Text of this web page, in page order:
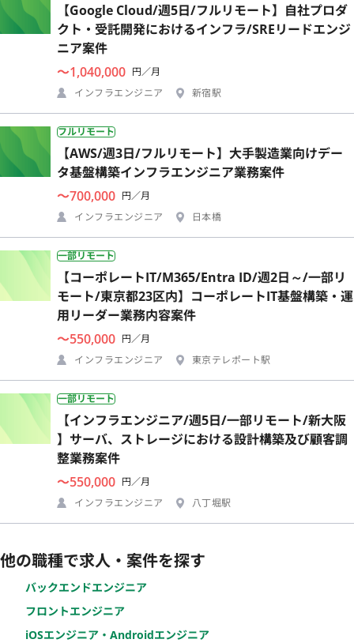
【Google Cloud/週5日/フルリモート】自社プロダ
クト・受託開発におけるインフラ/SREリードエンジ
ニア案件
〜1,040,000 円／月
インフラエンジニア
新宿駅
フルリモート
【AWS/週3日/フルリモート】大手製造業向けデー
タ基盤構築インフラエンジニア業務案件
〜700,000 円／月
インフラエンジニア
日本橋
一部リモート
【コーポレートIT/M365/Entra ID/週2日～/一部リ
モート/東京都23区内】コーポレートIT基盤構築・運
用リーダー業務内容案件
〜550,000 円／月
インフラエンジニア
東京テレポート駅
一部リモート
【インフラエンジニア/週5日/一部リモート/新大阪
】サーバ、ストレージにおける設計構築及び顧客調
整業務案件
〜550,000 円／月
インフラエンジニア
八丁堀駅
他の職種で求人・案件を探す
バックエンドエンジニア
フロントエンジニア
iOSエンジニア・Androidエンジニア